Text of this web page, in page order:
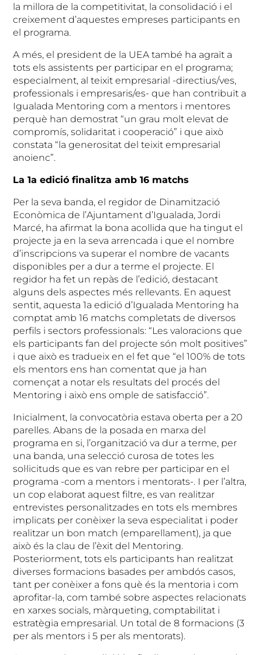
la millora de la competitivitat, la consolidació i el
creixement d’aquestes empreses participants en
el programa.
A més, el president de la UEA també ha agraït a
tots els assistents per participar en el programa;
especialment, al teixit empresarial -directius/ves,
professionals i empresaris/es- que han contribuït a
Igualada Mentoring com a mentors i mentores
perquè han demostrat “un grau molt elevat de
compromís, solidaritat i cooperació” i que això
constata “la generositat del teixit empresarial
anoienc”.
La 1a edició finalitza amb 16 matchs
Per la seva banda, el regidor de Dinamització
Econòmica de l’Ajuntament d’Igualada, Jordi
Marcé, ha afirmat la bona acollida que ha tingut el
projecte ja en la seva arrencada i que el nombre
d’inscripcions va superar el nombre de vacants
disponibles per a dur a terme el projecte. El
regidor ha fet un repàs de l’edició, destacant
alguns dels aspectes més rellevants. En aquest
sentit, aquesta 1a edició d’Igualada Mentoring ha
comptat amb 16 matchs completats de diversos
perfils i sectors professionals: “Les valoracions que
els participants fan del projecte són molt positives”
i que això es tradueix en el fet que “el 100% de tots
els mentors ens han comentat que ja han
començat a notar els resultats del procés del
Mentoring i això ens omple de satisfacció”.
Inicialment, la convocatòria estava oberta per a 20
parelles. Abans de la posada en marxa del
programa en si, l’organització va dur a terme, per
una banda, una selecció curosa de totes les
sol·licituds que es van rebre per participar en el
programa -com a mentors i mentorats-. I per l’altra,
un cop elaborat aquest filtre, es van realitzar
entrevistes personalitzades en tots els membres
implicats per conèixer la seva especialitat i poder
realitzar un bon match (emparellament), ja que
això és la clau de l’èxit del Mentoring.
Posteriorment, tots els participants han realitzat
diverses formacions basades per ambdós casos,
tant per conèixer a fons què és la mentoria i com
aprofitar-la, com també sobre aspectes relacionats
en xarxes socials, màrqueting, comptabilitat i
estratègia empresarial. Un total de 8 formacions (3
per als mentors i 5 per als mentorats).